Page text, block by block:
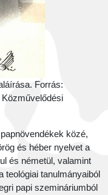
Forrás:
közé,
és héber nyelvet a
és németül, valamint
teológiai tanulmányaiból
papi szemináriumból